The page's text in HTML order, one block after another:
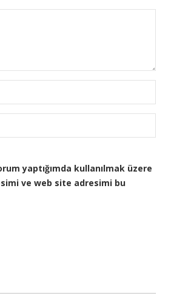
yaptığımda kullanılmak üzere
ve web site adresimi bu